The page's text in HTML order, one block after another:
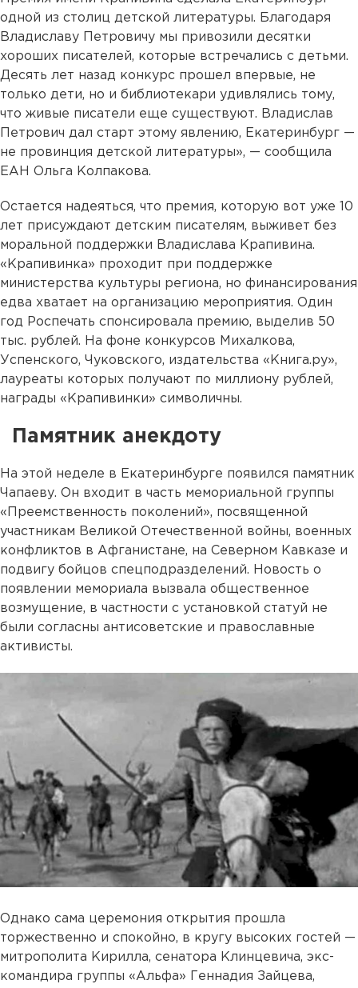
одной из столиц детской литературы. Благодаря
Владиславу Петровичу мы привозили десятки
хороших писателей, которые встречались с детьми.
Десять лет назад конкурс прошел впервые, не
только дети, но и библиотекари удивлялись тому,
что живые писатели еще существуют. Владислав
Петрович дал старт этому явлению, Екатеринбург —
не провинция детской литературы», — сообщила
ЕАН Ольга Колпакова.
Остается надеяться, что премия, которую вот уже 10
лет присуждают детским писателям, выживет без
моральной поддержки Владислава Крапивина.
«Крапивинка» проходит при поддержке
министерства культуры региона, но финансирования
едва хватает на организацию мероприятия. Один
год Роспечать спонсировала премию, выделив 50
тыс. рублей. На фоне конкурсов Михалкова,
Успенского, Чуковского, издательства «Книга.ру»,
лауреаты которых получают по миллиону рублей,
награды «Крапивинки» символичны.
Памятник анекдоту
На этой неделе в Екатеринбурге появился памятник
Чапаеву. Он входит в часть мемориальной группы
«Преемственность поколений», посвященной
участникам Великой Отечественной войны, военных
конфликтов в Афганистане, на Северном Кавказе и
подвигу бойцов спецподразделений. Новость о
появлении мемориала вызвала общественное
возмущение, в частности с установкой статуй не
были согласны антисоветские и православные
активисты.
Однако сама церемония открытия прошла
торжественно и спокойно, в кругу высоких гостей —
митрополита Кирилла, сенатора Клинцевича, экс-
командира группы «Альфа» Геннадия Зайцева,